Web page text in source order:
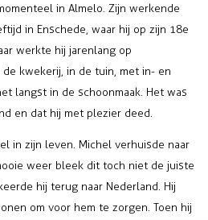
in Almelo. Zijn werkende
in Enschede, waar hij op zijn 18e
werkte hij jarenlang op
kwekerij, in de tuin, met in- en
langst in de schoonmaak. Het was
en dat hij met plezier deed.
in zijn leven. Michel verhuisde naar
weer bleek dit toch niet de juiste
hij terug naar Nederland. Hij
om voor hem te zorgen. Toen hij